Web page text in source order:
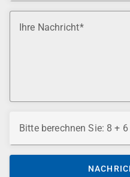
Ihre Nachricht
Bitte berechnen Sie: 8 + 6